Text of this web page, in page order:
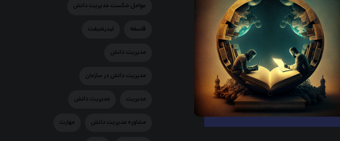
عوامل شکست مدیریت دانش
فلسفه لیدرشیفت
مديريت دانش
مديريت دانش در سازمان
مدیریت مدیریت دانش
مشاوره مدیریت دانش مهارت